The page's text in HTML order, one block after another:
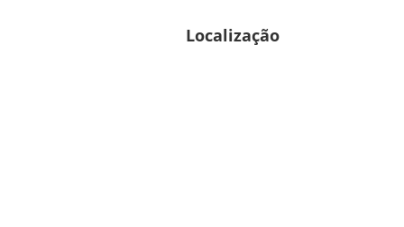
Localização